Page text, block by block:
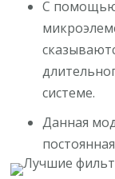
С помощью
системе.
Данная